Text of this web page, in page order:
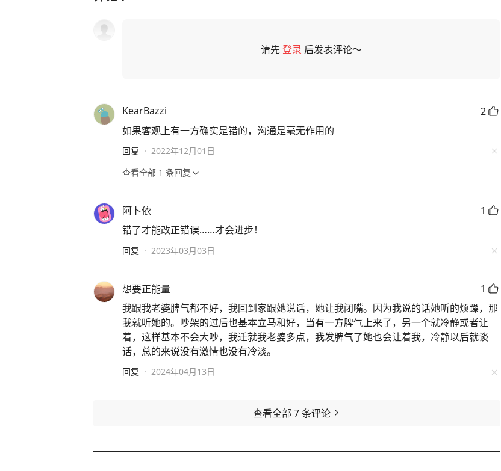
请先登录 后发表评论～
KearBazzi
2
如果客观上有一方确实是错的，沟通是毫无作用的
回复 · 2022年12月01日
查看全部 1 条回复
阿卜依
1
错了才能改正错误……才会进步！
回复 · 2023年03月03日
想要正能量
1
我跟我老婆脾气都不好，我回到家跟她说话，她让我闭嘴。因为我说的话她听的烦躁，那
我就听她的。吵架的过后也基本立马和好，当有一方脾气上来了，另一个就冷静或者让
着，这样基本不会大吵，我迁就我老婆多点，我发脾气了她也会让着我，冷静以后就谈
话，总的来说没有激情也没有冷淡。
回复 · 2024年04月13日
查看全部 7条评论